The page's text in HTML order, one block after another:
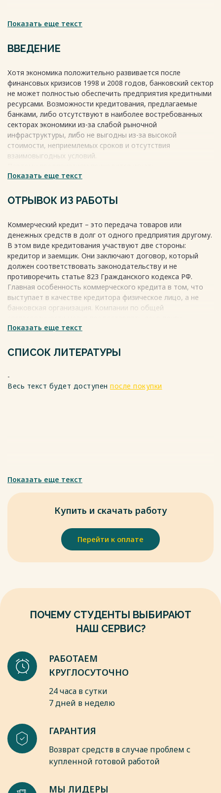
Показать еще текст
ВВЕДЕНИЕ
Хотя экономика положительно развивается после
финансовых кризисов 1998 и 2008 годов, банковский сектор
не может полностью обеспечить предприятия кредитными
ресурсами. Возможности кредитования, предлагаемые
банками, либо отсутствуют в наиболее востребованных
секторах экономики из-за слабой рыночной
инфраструктуры, либо не выгодны из-за высокой
стоимости, неприемлемых сроков и отсутствия
взаимовыгодных условий.
дополнительные источники кредитных ресурсов. Один из
кредитных отношений между продавцом и покупателем,
способствует его продвижению и реализации на рынке.
Оформленный векселем, он может стать мощным
инструментом влияния на экономику, стимулировать
производственные процессы, улучшить платежную
дисциплину и снизить стоимость кредита в целом.
Весь текст будет доступенпосле покупки
Показать еще текст
ОТРЫВОК ИЗ РАБОТЫ
Коммерческий кредит – это передача товаров или
денежных средств в долг от одного предприятия другому.
В этом виде кредитования участвуют две стороны:
кредитор и заемщик. Они заключают договор, который
должен соответствовать законодательству и не
противоречить статье 823 Гражданского кодекса РФ.
Главная особенность коммерческого кредита в том, что
выступает в качестве кредитора физическое лицо, а не
банковская организация. Компании по общей
средства в долг. Условия могут быть различными и зависят
партнеру. В рамках коммерческой сделки происходит
где предприятия могут выдавать в долг не только деньги,
но и товары или услуги.
Показать еще текст
СПИСОК ЛИТЕРАТУРЫ
-
Весь текст будет доступен после покупки
Показать еще текст
Купить и скачать работу
Перейти к оплате
ПОЧЕМУ СТУДЕНТЫ ВЫБИРАЮТ
НАШ СЕРВИС?
РАБОТАЕМ
КРУГЛОСУТОЧНО
24 часа в сутки
7 дней в неделю
ГАРАНТИЯ
Возврат средств в случае проблем с
купленной готовой работой
МЫ ЛИДЕРЫ